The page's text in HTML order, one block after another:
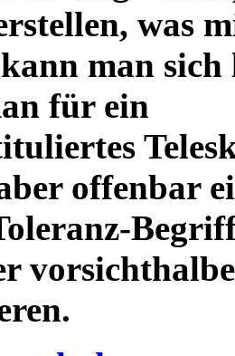
was
man sich
für ein
offenbar